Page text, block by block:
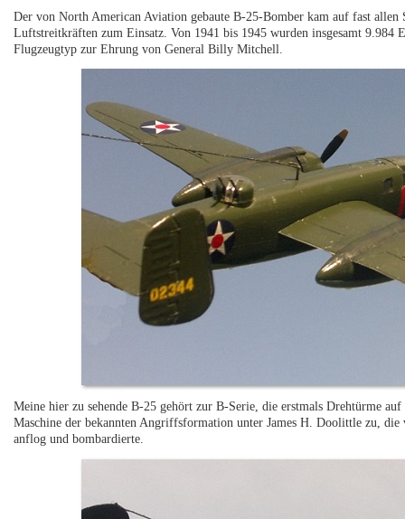
Der von North American Aviation gebaute B-25-Bomber kam auf fast allen
Luftstreitkräften zum Einsatz. Von 1941 bis 1945 wurden insgesamt 9.984
Flugzeugtyp zur Ehrung von General Billy Mitchell.
Meine hier zu sehende B-25 gehört zur B-Serie, die erstmals Drehtürme
Maschine der bekannten Angriffsformation unter James H. Doolittle zu,
anflog und bombardierte.